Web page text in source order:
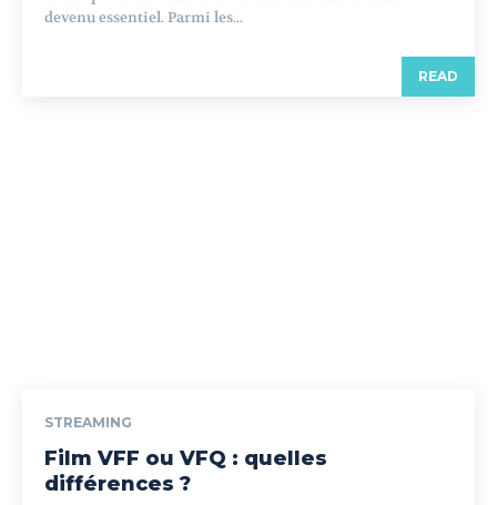
devenu essentiel. Parmi les...
READ
STREAMING
Film VFF ou VFQ : quelles
différences ?